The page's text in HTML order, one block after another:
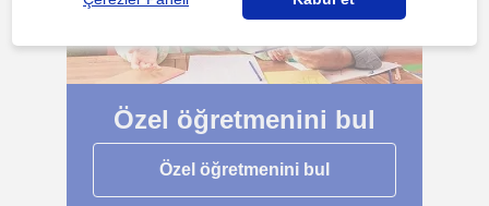
Özel öğretmenini bul
Özel öğretmenini bul